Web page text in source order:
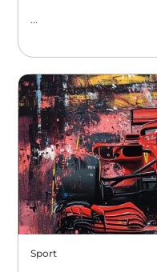
...
Sport